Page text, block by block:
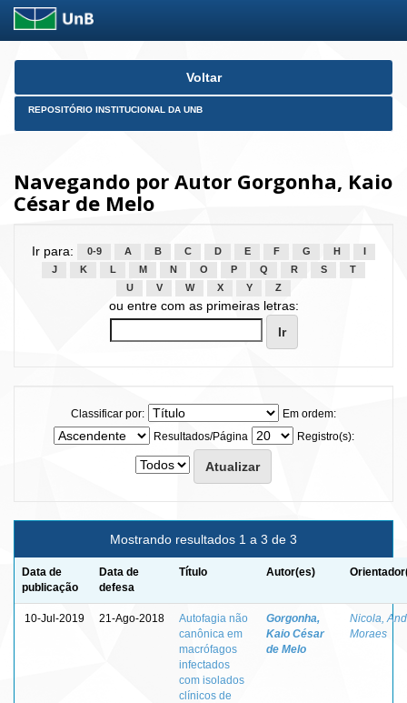
Skip
Voltar
REPOSITÓRIO INSTITUCIONAL DA UNB
Navegando por Autor Gorgonha, Kaio
César de Melo
Ir para: 0-9 A B C D E F G H
J
K L M N O P Q R S
T
U
V W X Y Z
ou entre com as primeiras letras:
Classificar por:
Em ordem:
Resultados/Página
Registro(s):
Mostrando resultados 1 a 3 de 3
Data de
publicação
Data de
defesa
Título Autor(es)
10-Jul-2019 21-Ago-2018
Autofagia não
canônica em
macrófagos
infectados
com isolados
clínicos de
Gorgonha,
Kaio César
de Melo
Nicola,
Moraes